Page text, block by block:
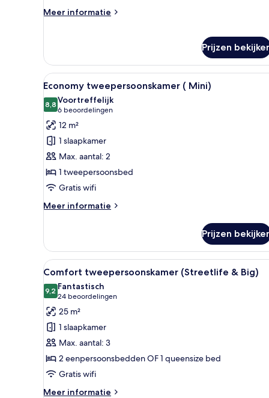
Single)
Meer informatie
Meer
voor
1
persoon
(Urban
Roof
Single)
Prijzen
Alle
foto's
voor
Economy
tweepersoonskamer
Mini)
laden
Luxe beddengoed, een
7
Economy tweepersoonskamer ( Mini)
8,88,8 van 10
Voortreffelijk
6 beoordelingen
(6
beoordelingen)
12 m²
1 slaapkamer
Max. aantal: 2
1 tweepersoonsbed
Gratis wifi
Meer informatie
Meer
tweepersoonskamer
Mini)
Prijzen
Alle
foto's
voor
Comfort
tweepersoonskamer
(Streetlife
&
Big)
laden
Luxe beddengoed, een
7
Comfort tweepersoonskamer (Streetlife & Big)
9,29,2 van 10
Fantastisch
24 beoordelingen
(24
beoordelingen)
25 m²
1 slaapkamer
Max. aantal: 3
2 eenpersoonsbedden OF 1 queensize bed
Gratis wifi
Meer informatie
Meer